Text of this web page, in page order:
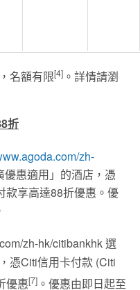
名額有限[4] 。詳情請瀏
折
zh-
優惠適用」的酒店，憑
款享高達88折優惠。優
zh-hk/citibankhk 選
憑Citi信用卡付款 (Citi
優惠[7] 。優惠由即日起至